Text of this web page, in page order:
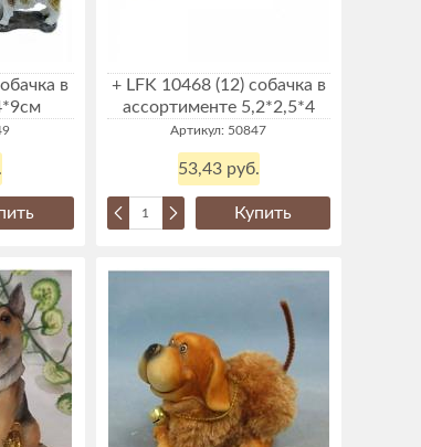
в
+ LFK 10468 (12) собачка в
ассортименте 5,2*2,5*4
Артикул: 50847
53,43 руб.
Купить